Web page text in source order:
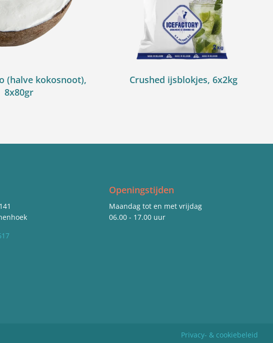
(halve kokosnoot),
8x80gr
Crushed ijsblokjes, 6x2kg
Openingstijden
Maandag tot en met vrijdag
06.00 - 17.00 uur
Privacy- & cookiebeleid